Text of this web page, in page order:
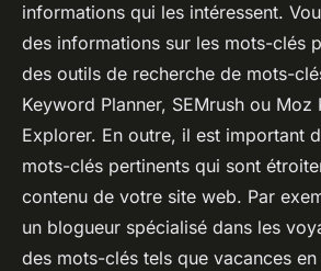
informations qui les intéressent.
des informations sur les mots-clés
des outils de recherche de mots-
Keyword Planner, SEMrush ou Moz
Explorer. En outre, il est important
mots-clés pertinents qui sont
contenu de votre site web. Par
un blogueur spécialisé dans les
des mots-clés tels que vacances